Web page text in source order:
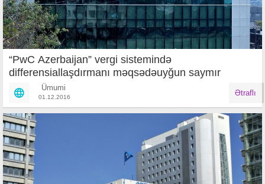
“PwC Azerbaijan” vergi sistemində
differensiallaşdırmanı məqsədəuyğun saymır
Ümumi
01.12.2016 Ətraflı